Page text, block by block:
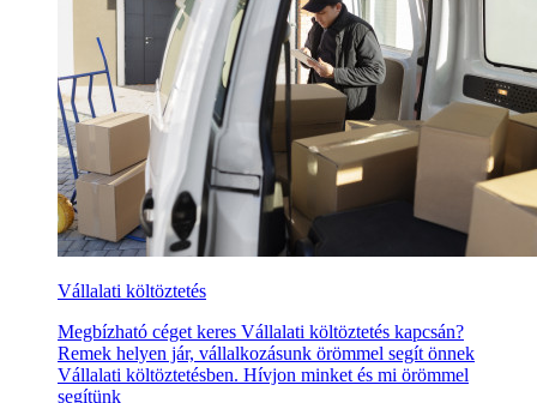
Vállalati költöztetés
Megbízható céget keres Vállalati költöztetés kapcsán?
Remek helyen jár, vállalkozásunk örömmel segít önnek
Vállalati költöztetésben. Hívjon minket és mi örömmel
segítünk